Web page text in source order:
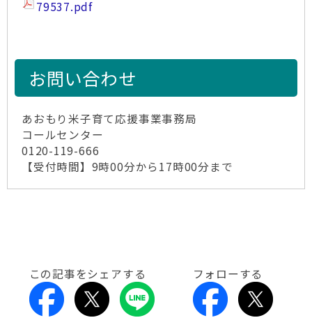
79537.pdf
お問い合わせ
あおもり米子育て応援事業事務局
コールセンター
0120-119-666
【受付時間】9時00分から17時00分まで
この記事をシェアする フォローする